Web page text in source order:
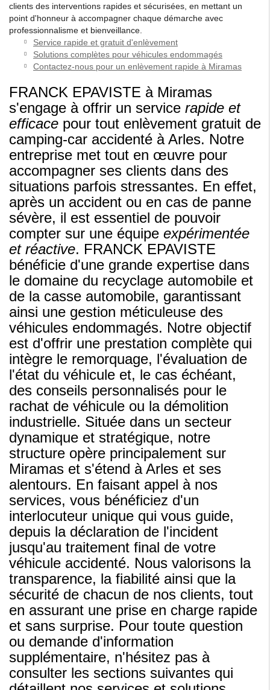
clients des interventions rapides et sécurisées, en mettant un
point d'honneur à accompagner chaque démarche avec
professionnalisme et bienveillance.
Service rapide et gratuit d'enlèvement
Solutions complètes pour véhicules endommagés
Contactez-nous pour un enlèvement rapide à Miramas
FRANCK EPAVISTE à Miramas
s'engage à offrir un service rapide et
efficace pour tout enlèvement gratuit de
camping-car accidenté à Arles. Notre
entreprise met tout en œuvre pour
accompagner ses clients dans des
situations parfois stressantes. En effet,
après un accident ou en cas de panne
sévère, il est essentiel de pouvoir
compter sur une équipe expérimentée
et réactive. FRANCK EPAVISTE
bénéficie d'une grande expertise dans
le domaine du recyclage automobile et
de la casse automobile, garantissant
ainsi une gestion méticuleuse des
véhicules endommagés. Notre objectif
est d'offrir une prestation complète qui
intègre le remorquage, l'évaluation de
l'état du véhicule et, le cas échéant,
des conseils personnalisés pour le
rachat de véhicule ou la démolition
industrielle. Située dans un secteur
dynamique et stratégique, notre
structure opère principalement sur
Miramas et s'étend à Arles et ses
alentours. En faisant appel à nos
services, vous bénéficiez d'un
interlocuteur unique qui vous guide,
depuis la déclaration de l'incident
jusqu'au traitement final de votre
véhicule accidenté. Nous valorisons la
transparence, la fiabilité ainsi que la
sécurité de chacun de nos clients, tout
en assurant une prise en charge rapide
et sans surprise. Pour toute question
ou demande d'information
supplémentaire, n'hésitez pas à
consulter les sections suivantes qui